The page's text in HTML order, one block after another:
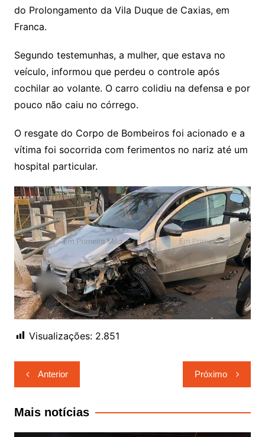
do Prolongamento da Vila Duque de Caxias, em
Franca.
Segundo testemunhas, a mulher, que estava no
veículo, informou que perdeu o controle após
cochilar ao volante. O carro colidiu na defensa e por
pouco não caiu no córrego.
O resgate do Corpo de Bombeiros foi acionado e a
vítima foi socorrida com ferimentos no nariz até um
hospital particular.
Visualizações: 2.851
Navegação
de
Post
Anterior Próximo
Mais notícias